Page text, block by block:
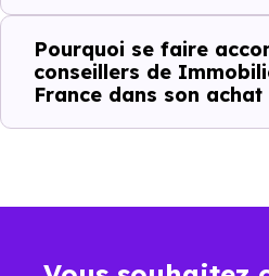
Action Ce que cela
Visiter Vous voyez
Comparer Vous
Pourquoi se faire
conseillers de
France dans son